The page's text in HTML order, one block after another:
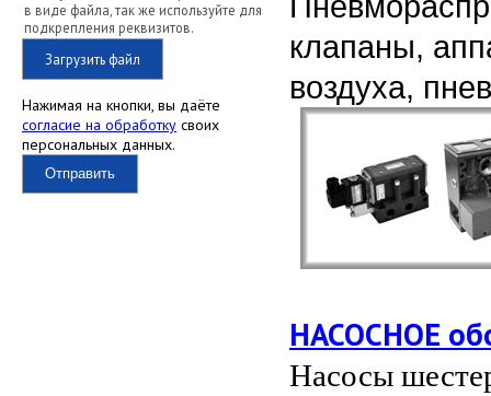
в виде файла, так же используйте для
подкрепления реквизитов.
Загрузить файл
Нажимая на кнопки, вы даёте
согласие на обработку своих
персональных данных.
Отправить
клапаны,
воздуха,
НАСОСНОЕ
Насосы